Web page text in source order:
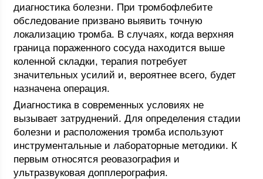
диагностика болезни. При тромбофлебите
обследование призвано выявить точную
локализацию тромба. В случаях, когда верхняя
граница пораженного сосуда находится выше
коленной складки, терапия потребует
значительных усилий и, вероятнее всего, будет
назначена операция.
Диагностика в современных условиях не
вызывает затруднений. Для определения стадии
болезни и расположения тромба используют
инструментальные и лабораторные методики. К
первым относятся реовазография и
ультразвуковая допплерография.